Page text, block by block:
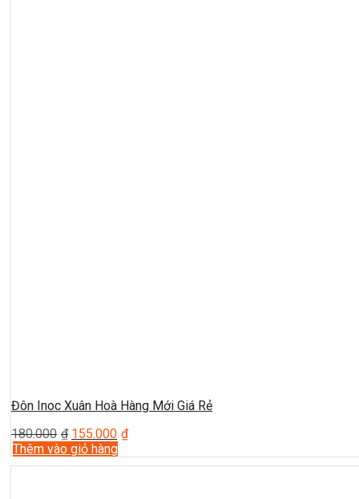
Đôn Inoc Xuân Hoà Hàng Mới Giá Rẻ
180.000 ₫ 155.000 ₫
Thêm vào giỏ hàng